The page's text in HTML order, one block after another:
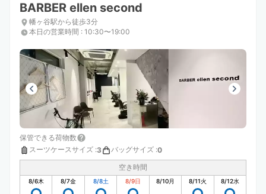
BARBER ellen second
幡ヶ谷駅から徒歩3分
本日の営業時間 : 10:30〜19:00
保管できる荷物数
スーツケースサイズ :3 バッグサイズ :0
空き時間
8/6木 8/7金 8/8土 8/9日 8/10月 8/11火 8/12水